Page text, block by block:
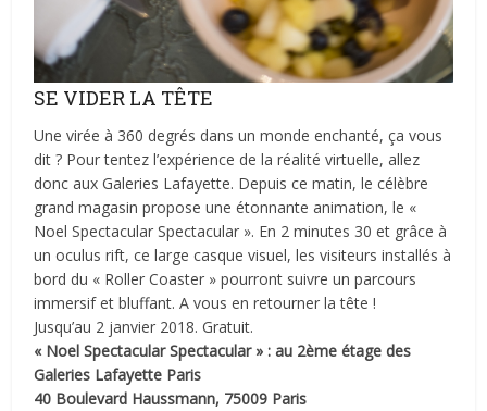
SE VIDER LA TÊTE
Une virée à 360 degrés dans un monde enchanté, ça vous
dit ? Pour tentez l’expérience de la réalité virtuelle, allez
donc aux Galeries Lafayette. Depuis ce matin, le célèbre
grand magasin propose une étonnante animation, le «
Noel Spectacular Spectacular ». En 2 minutes 30 et grâce à
un oculus rift, ce large casque visuel, les visiteurs installés à
bord du « Roller Coaster » pourront suivre un parcours
immersif et bluffant. A vous en retourner la tête !
Jusqu’au 2 janvier 2018. Gratuit.
« Noel Spectacular Spectacular » : au 2ème étage des
Galeries Lafayette Paris
40 Boulevard Haussmann, 75009 Paris